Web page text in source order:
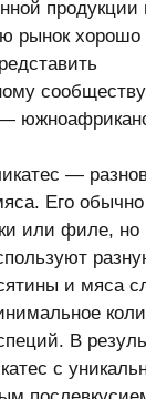
количество
результате
тонким
Билтонг не
стране, хотя у
Мы
технологию
его как для
Я многого жду от
мы устраиваем
попробует
не останутся к